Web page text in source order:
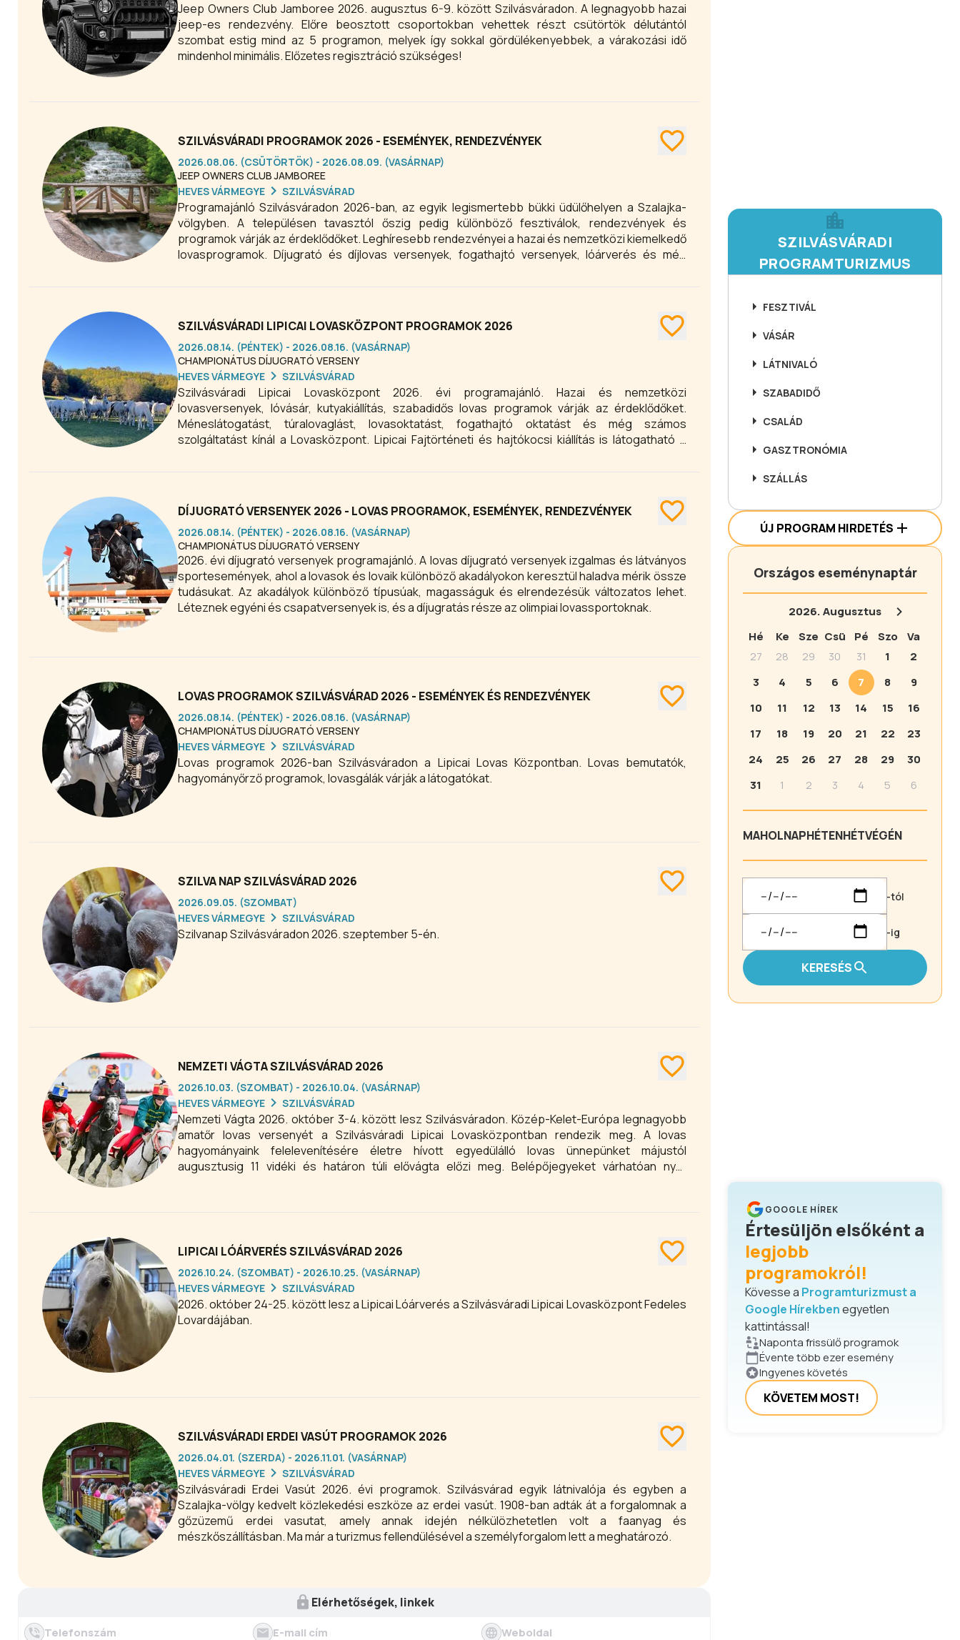
Jeep Owners Club Jamboree 2026. augusztus 6-9. között Szilvásváradon. A legnagyobb hazai
jeep-es rendezvény. Előre beosztott csoportokban vehettek részt csütörtök délutántól
szombat estig mind az 5 programon, melyek így sokkal gördülékenyebbek, a várakozási idő
mindenhol minimális. Előzetes regisztráció szükséges!
SZILVÁSVÁRADI PROGRAMOK 2026 - ESEMÉNYEK, RENDEZVÉNYEK
2026.08.06. (CSÜTÖRTÖK) - 2026.08.09. (VASÁRNAP)
JEEP OWNERS CLUB JAMBOREE
HEVES VÁRMEGYE
SZILVÁSVÁRAD
Programajánló Szilvásváradon 2026-ban, az egyik legismertebb bükki üdülőhelyen a Szalajka-
völgyben. A településen tavasztól őszig pedig különböző fesztiválok, rendezvények és
programok várják az érdeklődőket. Leghíresebb rendezvényei a hazai és nemzetközi kiemelkedő
lovasprogramok. Díjugrató és díjlovas versenyek, fogathajtó versenyek, lóárverés és még
SZILVÁSVÁRADI LIPICAI LOVASKÖZPONT PROGRAMOK 2026
2026.08.14. (PÉNTEK) - 2026.08.16. (VASÁRNAP)
CHAMPIONÁTUS DÍJUGRATÓ VERSENY
HEVES VÁRMEGYE
SZILVÁSVÁRAD
Szilvásváradi Lipicai Lovasközpont 2026. évi programajánló. Hazai és nemzetközi
lovasversenyek, lóvásár, kutyakiállítás, szabadidős lovas programok várják az érdeklődőket.
Méneslátogatást, túralovaglást, lovasoktatást, fogathajtó oktatást és még számos
szolgáltatást kínál a Lovasközpont. Lipicai Fajtörténeti és hajtókocsi kiállítás is látogatható a
DÍJUGRATÓ VERSENYEK 2026 - LOVAS PROGRAMOK, ESEMÉNYEK, RENDEZVÉNYEK
2026.08.14. (PÉNTEK) - 2026.08.16. (VASÁRNAP)
CHAMPIONÁTUS DÍJUGRATÓ VERSENY
2026. évi díjugrató versenyek programajánló. A lovas díjugrató versenyek izgalmas és látványos
sportesemények, ahol a lovasok és lovaik különböző akadályokon keresztül haladva mérik össze
tudásukat. Az akadályok különböző típusúak, magasságuk és elrendezésük változatos lehet.
Léteznek egyéni és csapatversenyek is, és a díjugratás része az olimpiai lovassportoknak.
LOVAS PROGRAMOK SZILVÁSVÁRAD 2026 - ESEMÉNYEK ÉS RENDEZVÉNYEK
2026.08.14. (PÉNTEK) - 2026.08.16. (VASÁRNAP)
CHAMPIONÁTUS DÍJUGRATÓ VERSENY
HEVES VÁRMEGYE
SZILVÁSVÁRAD
Lovas programok 2026-ban Szilvásváradon a Lipicai Lovas Központban. Lovas bemutatók,
hagyományőrző programok, lovasgálák várják a látogatókat.
SZILVA NAP SZILVÁSVÁRAD 2026
2026.09.05. (SZOMBAT)
HEVES VÁRMEGYE
SZILVÁSVÁRAD
Szilvanap Szilvásváradon 2026. szeptember 5-én.
NEMZETI VÁGTA SZILVÁSVÁRAD 2026
2026.10.03. (SZOMBAT) - 2026.10.04. (VASÁRNAP)
HEVES VÁRMEGYE
SZILVÁSVÁRAD
Nemzeti Vágta 2026. október 3-4. között lesz Szilvásváradon. Közép-Kelet-Európa legnagyobb
amatőr lovas versenyét a Szilvásváradi Lipicai Lovasközpontban rendezik meg. A lovas
hagyományaink felelevenítésére életre hívott egyedülálló lovas ünnepünket májustól
augusztusig 11 vidéki és határon túli elővágta előzi meg. Belépőjegyeket várhatóan nyár
LIPICAI LÓÁRVERÉS SZILVÁSVÁRAD 2026
2026.10.24. (SZOMBAT) - 2026.10.25. (VASÁRNAP)
HEVES VÁRMEGYE
SZILVÁSVÁRAD
2026. október 24-25. között lesz a Lipicai Lóárverés a Szilvásváradi Lipicai Lovasközpont Fedeles
Lovardájában.
SZILVÁSVÁRADI ERDEI VASÚT PROGRAMOK 2026
2026.04.01. (SZERDA) - 2026.11.01. (VASÁRNAP)
HEVES VÁRMEGYE
SZILVÁSVÁRAD
Szilvásváradi Erdei Vasút 2026. évi programok. Szilvásvárad egyik látnivalója és egyben a
Szalajka-völgy kedvelt közlekedési eszköze az erdei vasút. 1908-ban adták át a forgalomnak a
gőzüzemű erdei vasutat, amely annak idején nélkülözhetetlen volt a faanyag és
mészkőszállításban. Ma már a turizmus fellendülésével a személyforgalom lett a meghatározó.
Elérhetőségek, linkek
Telefonszám E-mail cím Weboldal
SZILVÁSVÁRADI
PROGRAMTURIZMUS
FESZTIVÁL
VÁSÁR
LÁTNIVALÓ
SZABADIDŐ
CSALÁD
GASZTRONÓMIA
SZÁLLÁS
ÚJ PROGRAM HIRDETÉS
Országos eseménynaptár
2026.Augusztus
Hé
Ke Sze Csü Pé Szo
Va
27
28 29 30 31 1
2
3
4 5 6 7 8
9
10
11 12 13 14 15
16
17
18 19 20 21 22
23
24
25 26 27 28 29
30
31
1 2 3 4 5 6
MAHOLNAPHÉTENHÉTVÉGÉN
-tól
-ig
KERESÉS
GOOGLE HÍREK
Értesüljön elsőként a
legjobb
programokról!
Kövesse a Programturizmust a
Google Hírekbenegyetlen
kattintással!
Naponta frissülő programok
Évente több ezer esemény
Ingyenes követés
KÖVETEM MOST!